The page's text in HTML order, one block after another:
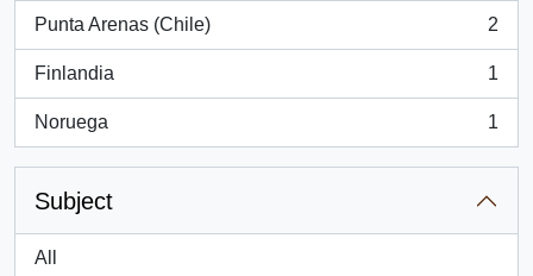
Punta Arenas (Chile)
, 2 results
2
Finlandia
, 1 results
1
Noruega
, 1 results
1
Subject
All